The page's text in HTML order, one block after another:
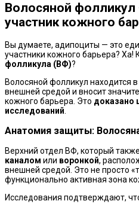
Волосяной
участник кожного
Вы думаете, адипоциты — это
участники кожного барьера? Ха!
фолликула (ВФ)?
Волосяной фолликул находится
внешней средой и вносит
кожного барьера. Это доказано
исследований
Анатомия защиты:
Верхний отдел ВФ, который
каналом или воронкой,
внешней средой. Это не просто
функционально активная зона
Исследования подтверждают,